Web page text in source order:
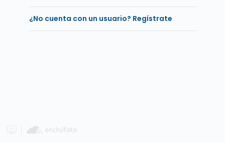
¿No cuenta con un usuario? Regístrate